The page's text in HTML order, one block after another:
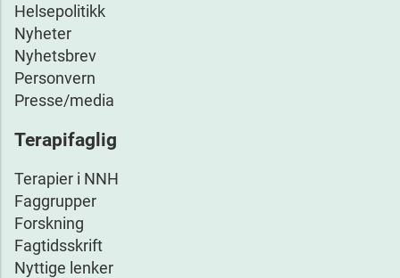
Helsepolitikk
Nyheter
Nyhetsbrev
Personvern
Presse/media
Terapifaglig
Terapier i NNH
Faggrupper
Forskning
Fagtidsskrift
Nyttige lenker